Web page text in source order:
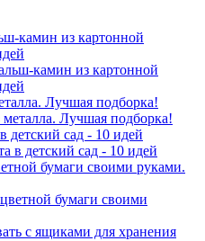
камин из картонной
Лучшая подборка!
сад - 10 идей
бумаги своими руками.
с ящиками для хранения